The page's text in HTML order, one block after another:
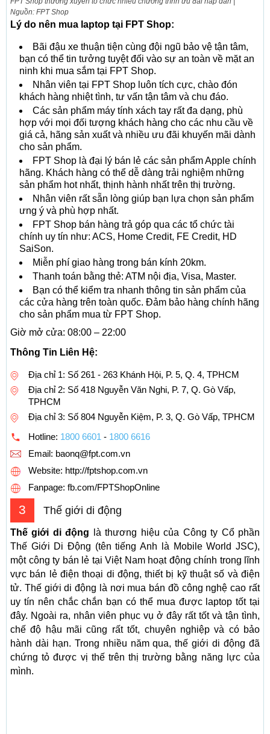
Nguồn: FPT Shop
Lý do nên mua laptop tại FPT Shop:
Bãi đậu xe thuận tiện cùng đội ngũ bảo vệ tận tâm,
bạn có thể tin tưởng tuyệt đối vào sự an toàn về mặt an
ninh khi mua sắm tại FPT Shop.
Nhân viên tại FPT Shop luôn tích cực, chào đón
khách hàng nhiệt tình, tư vấn tận tâm và chu đáo.
Các sản phẩm máy tính xách tay rất đa dạng, phù
hợp với mọi đối tượng khách hàng cho các nhu cầu về
giá cả, hãng sản xuất và nhiều ưu đãi khuyến mãi dành
cho sản phẩm.
FPT Shop là đại lý bán lẻ các sản phẩm Apple chính
hãng. Khách hàng có thể dễ dàng trải nghiệm những
sản phẩm hot nhất, thịnh hành nhất trên thị trường.
Nhân viên rất sẵn lòng giúp bạn lựa chọn sản phẩm
ưng ý và phù hợp nhất.
FPT Shop bán hàng trả góp qua các tổ chức tài
chính uy tín như: ACS, Home Credit, FE Credit, HD
SaiSon.
Miễn phí giao hàng trong bán kính 20km.
Thanh toán bằng thẻ: ATM nội địa, Visa, Master.
Bạn có thể kiểm tra nhanh thông tin sản phẩm của
các cửa hàng trên toàn quốc. Đảm bảo hàng chính hãng
cho sản phẩm mua từ FPT Shop.
Giờ mở cửa: 08:00 – 22:00
Thông Tin Liên Hệ:
Địa chỉ 1: Số 261 - 263 Khánh Hội, P. 5, Q. 4, TPHCM
Địa chỉ 2: Số 418 Nguyễn Văn Nghi, P. 7, Q. Gò Vấp,
TPHCM
Địa chỉ 3: Số 804 Nguyễn Kiệm, P. 3, Q. Gò Vấp, TPHCM
Hotline: 1800 6601 - 1800 6616
Email: baonq@fpt.com.vn
Website: http://fptshop.com.vn
Fanpage: fb.com/FPTShopOnline
3 Thế giới di động
Thế giới di động là thương hiệu của Công ty Cổ phần
Thế Giới Di Động (tên tiếng Anh là Mobile World JSC),
một công ty bán lẻ tại Việt Nam hoạt động chính trong lĩnh
vực bán lẻ điện thoại di động, thiết bị kỹ thuật số và điện
tử. Thế giới di động là nơi mua bán đồ công nghệ cao rất
uy tín nên chắc chắn bạn có thể mua được laptop tốt tại
đây. Ngoài ra, nhân viên phục vụ ở đây rất tốt và tận tình,
chế độ hậu mãi cũng rất tốt, chuyên nghiệp và có bảo
hành dài hạn. Trong nhiều năm qua, thế giới di động đã
chứng tỏ được vị thế trên thị trường bằng năng lực của
mình.